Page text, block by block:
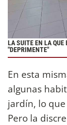
LA SUITE EN LA
"DEPRIMENTE"
En esta
algunas
jardín, lo
Pero la